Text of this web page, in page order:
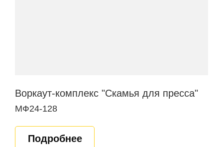
Воркаут-комплекс "Скамья для пресса"
МФ24-128
Подробнее